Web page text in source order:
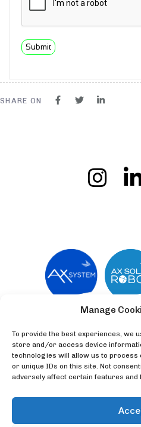
Manage
To provide the best experiences, we
store and/or access device
technologies will allow us to
or unique IDs on this site. Not
adversely affect certain features and
Submit
SHARE ON